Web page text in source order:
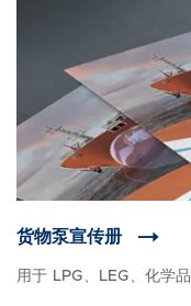
货物泵宣传册
用于 LPG、LEG、化学